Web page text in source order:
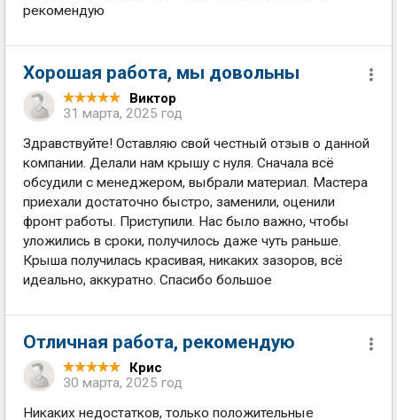
рекомендую
Хорошая работа, мы довольны
Виктор
31 марта, 2025 год
Здравствуйте! Оставляю свой честный отзыв о данной
компании. Делали нам крышу с нуля. Сначала всё
обсудили с менеджером, выбрали материал. Мастера
приехали достаточно быстро, заменили, оценили
фронт работы. Приступили. Нас было важно, чтобы
уложились в сроки, получилось даже чуть раньше.
Крыша получилась красивая, никаких зазоров, всё
идеально, аккуратно. Спасибо большое
Отличная работа, рекомендую
Крис
30 марта, 2025 год
Никаких недостатков, только положительные